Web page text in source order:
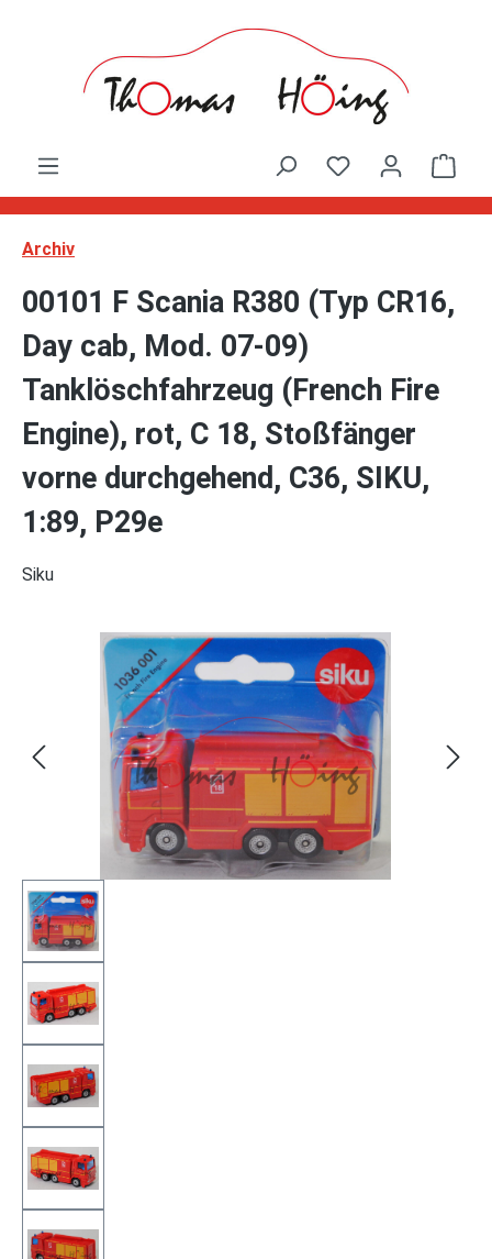
Archiv
00101 F Scania R380 (Typ CR16,
Day cab, Mod. 07-09)
Tanklöschfahrzeug (French Fire
Engine), rot, C 18, Stoßfänger
vorne durchgehend, C36, SIKU,
1:89, P29e
Siku
Bildergalerie überspringen